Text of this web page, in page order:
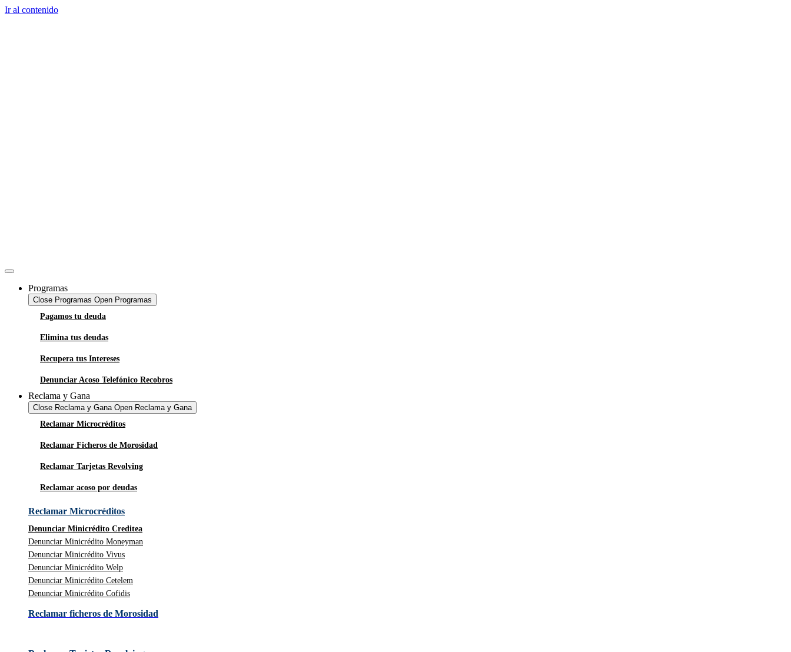
Ir al contenido
Programas
Close Programas Open Programas
Pagamos tu deuda
Elimina tus deudas
Recupera tus Intereses
Denunciar Acoso Telefónico Recobros
Reclama y Gana
Close Reclama y Gana Open Reclama y Gana
Reclamar Microcréditos
Reclamar Ficheros de Morosidad
Reclamar Tarjetas Revolving
Reclamar acoso por deudas
Reclamar Microcréditos
Denunciar Minicrédito Creditea
Denunciar Minicrédito Moneyman
Denunciar Minicrédito Vivus
Denunciar Minicrédito Welp
Denunciar Minicrédito Cetelem
Denunciar Minicrédito Cofidis
Reclamar ficheros de Morosidad